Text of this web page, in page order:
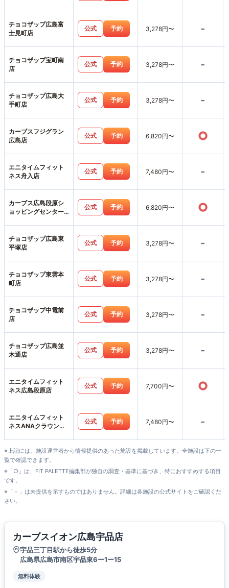
チョコザップ広島富
士見町店
公式 予約 3,278円〜 -
チョコザップ宝町南
店
公式 予約 3,278円〜 -
チョコザップ広島大
手町店
公式 予約 3,278円〜 -
カーブスフジグラン
広島店
公式 予約 6,820円〜 ○
エニタイムフィット
ネス舟入店
公式 予約 7,480円〜 -
カーブス広島段原シ
ョッピングセンター
公式 予約 6,820円〜 ○
チョコザップ広島東
平塚店
公式 予約 3,278円〜 -
チョコザップ東雲本
町店
公式 予約 3,278円〜 -
チョコザップ中電前
店
公式 予約 3,278円〜 -
チョコザップ広島並
木通店
公式 予約 3,278円〜 -
エニタイムフィット
ネス広島段原店
公式 予約 7,700円〜 ○
エニタイムフィット
ネスANAクラウンプ
公式 予約 7,480円〜 -
※上記には、施設運営者から情報提供のあった施設を掲載しています。全施設は下の一
覧で確認できます。
※「○」は、FIT PALETTE編集部が独自の調査・基準に基づき、特におすすめする項目
です。
※「－」は未提供を示すものではありません。詳細は各施設の公式サイトをご確認くだ
さい。
カーブスイオン広島宇品店
宇品三丁目駅から徒歩5分
広島県広島市南区宇品東6ー1ー15
無料体験